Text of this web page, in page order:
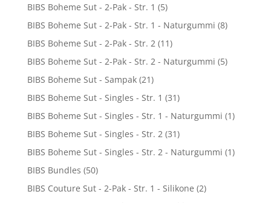
BIBS Boheme Sut - 2-Pak - Str. 1 (5)
BIBS Boheme Sut - 2-Pak - Str. 1 - Naturgummi (8)
BIBS Boheme Sut - 2-Pak - Str. 2 (11)
BIBS Boheme Sut - 2-Pak - Str. 2 - Naturgummi (5)
BIBS Boheme Sut - Sampak (21)
BIBS Boheme Sut - Singles - Str. 1 (31)
BIBS Boheme Sut - Singles - Str. 1 - Naturgummi (1)
BIBS Boheme Sut - Singles - Str. 2 (31)
BIBS Boheme Sut - Singles - Str. 2 - Naturgummi (1)
BIBS Bundles (50)
BIBS Couture Sut - 2-Pak - Str. 1 - Silikone (2)